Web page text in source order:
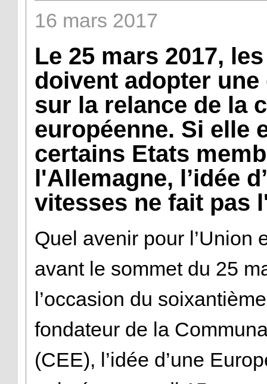
16 mars 2017
Le 25 mars 2017,
doivent adopter
sur la relance de la
européenne. Si elle
certains Etats
l'Allemagne, l’idée
vitesses ne fait pas
Quel avenir pour l’Union
avant le sommet du 25
l’occasion du
fondateur de la
(CEE), l’idée d’une